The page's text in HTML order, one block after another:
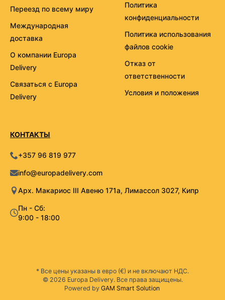
Переезд по всему миру
Международная
доставка
О компании Europa
Delivery
Связаться с Europa
Delivery
Политика
конфиденциальности
Политика использования
файлов cookie
Отказ от
ответственности
Условия и положения
КОНТАКТЫ
+357 96 819 977
info@europadelivery.com
Арх. Макариос III Авеню 171а, Лимассол 3027, Кипр
Пн - Сб:
9:00 - 18:00
* Все цены указаны в евро (€) и не включают НДС.
© 2026 Europa Delivery. Все права защищены.
Powered by GAM Smart Solution